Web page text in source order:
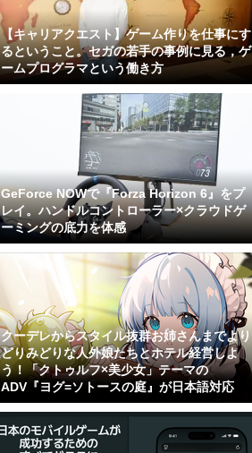
【キャリアクエスト】ゲーム作りを仕事にす
るということ。セガの若手の事例に見る，ゲ
ームプログラマという働き方
GeForce NOWで『Forza Horizon 6』をプ
レイ。ハンドルコントローラー×クラウドゲ
ーミングの底力を体感
クーデレからスタイル抜群お姉さんまでより
どりみどりな人外娘たちとホテル経営しよ
う！「クトゥルフ×美少女」テーマの
ADV『ヨグ=ソトースの庭』が日本語対応